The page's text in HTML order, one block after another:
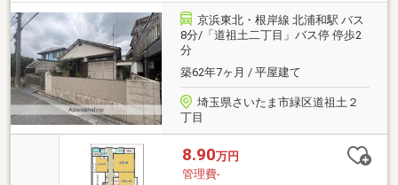
京浜東北・根岸線 北浦和駅 バス
8分/「道祖土二丁目」バス停 停歩2
分
築62年7ヶ月 / 平屋建て
埼玉県さいたま市緑区道祖土２
丁目
8.90万円
管理費-